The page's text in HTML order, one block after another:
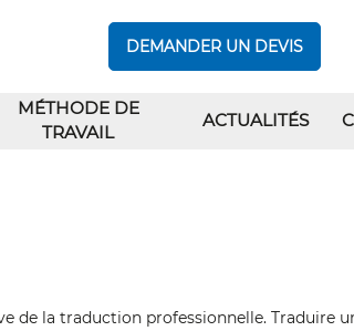
DEMANDER UN DEVIS
MÉTHODE DE
TRAVAIL
ACTUALITÉS
de la traduction professionnelle. Traduire